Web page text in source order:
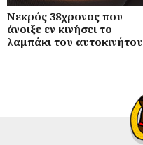
Νεκρός 38χρονος που
άνοιξε εν κινήσει το
λαμπάκι του αυτοκινήτου